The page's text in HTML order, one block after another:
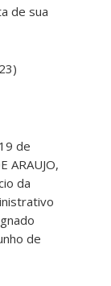
de sua
de
ARAUJO,
da
de